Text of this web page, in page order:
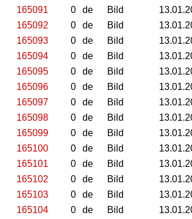
165091
0 de Bild
165092
0 de Bild
165093
0 de Bild
165094
0 de Bild
165095
0 de Bild
165096
0 de Bild
165097
0 de Bild
165098
0 de Bild
165099
0 de Bild
165100
0 de Bild
165101
0 de Bild
165102
0 de Bild
165103
0 de Bild
165104
0 de Bild